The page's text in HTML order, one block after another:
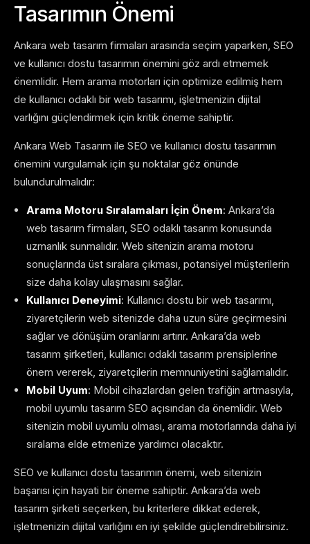
Tasarımın Önemi
Ankara web tasarım firmaları arasında seçim yaparken, SEO
ve kullanıcı dostu tasarımın önemini göz ardı etmemek
önemlidir. Hem arama motorları için optimize edilmiş hem
de kullanıcı odaklı bir web tasarımı, işletmenizin dijital
varlığını güçlendirmek için kritik öneme sahiptir.
Ankara Web Tasarım ile SEO ve kullanıcı dostu tasarımın
önemini vurgulamak için şu noktalar göz önünde
bulundurulmalıdır:
Arama Motoru Sıralamaları İçin Önem: Ankara’da
web tasarım firmaları, SEO odaklı tasarım konusunda
uzmanlık sunmalıdır. Web sitenizin arama motoru
sonuçlarında üst sıralara çıkması, potansiyel müşterilerin
size daha kolay ulaşmasını sağlar.
Kullanıcı Deneyimi: Kullanıcı dostu bir web tasarımı,
ziyaretçilerin web sitenizde daha uzun süre geçirmesini
sağlar ve dönüşüm oranlarını artırır. Ankara’da web
tasarım şirketleri, kullanıcı odaklı tasarım prensiplerine
önem vererek, ziyaretçilerin memnuniyetini sağlamalıdır.
Mobil Uyum: Mobil cihazlardan gelen trafiğin artmasıyla,
mobil uyumlu tasarım SEO açısından da önemlidir. Web
sitenizin mobil uyumlu olması, arama motorlarında daha iyi
sıralama elde etmenize yardımcı olacaktır.
SEO ve kullanıcı dostu tasarımın önemi, web sitenizin
başarısı için hayati bir öneme sahiptir. Ankara’da web
tasarım şirketi seçerken, bu kriterlere dikkat ederek,
işletmenizin dijital varlığını en iyi şekilde güçlendirebilirsiniz.